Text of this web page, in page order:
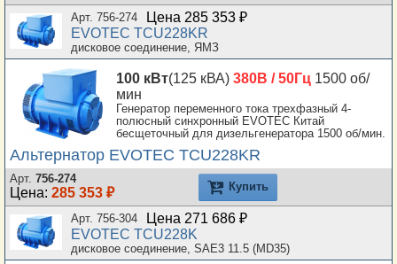
Арт. 756-274
Цена 285 353 ₽
EVOTEC TCU228KR
дисковое соединение, ЯМЗ
100 кВт(125 кВА) 380В / 50Гц 1500 об/
мин
Генератор переменного тока трехфазный 4-
полюсный синхронный EVOTEC Китай
бесщеточный для дизельгенератора 1500 об/мин.
Альтернатор EVOTEC TCU228KR
Арт. 756-274
Цена: 285 353 ₽ Купить
Арт. 756-304
Цена 271 686 ₽
EVOTEC TCU228K
дисковое соединение, SAE3 11.5 (MD35)